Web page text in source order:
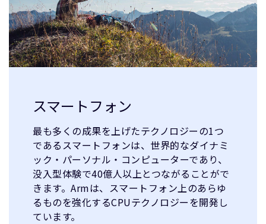
スマートフォン
最も多くの成果を上げたテクノロジーの1つ
であるスマートフォンは、世界的なダイナミ
ック・パーソナル・コンピューターであり、
没入型体験で40億人以上とつながることがで
きます。Armは、スマートフォン上のあらゆ
るものを強化するCPUテクノロジーを開発し
ています。